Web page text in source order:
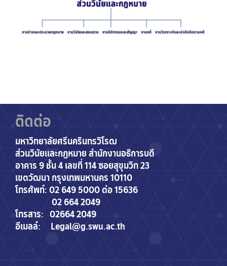
ติดต่อ
มหาวิทยาลัยศรีนครินทรวิโรฒ
ส่วนวินัยและกฎหมาย สำนักงานอธิการบดี
อาคาร 9 ชั้น 4 เลขที่ 114 ซอยสุขุมวิท 23
เขตวัฒนา กรุงเทพมหานคร 10110
โทรศัพท์: 02 649 5000 ต่อ 15636
02 664 2049
โทรสาร: 02664 2049
อีเมลล์: Legal@g.swu.ac.th